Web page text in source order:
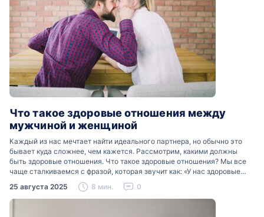
Что такое здоровые отношения между
мужчиной и женщиной
Каждый из нас мечтает найти идеального партнера, но обычно это
бывает куда сложнее, чем кажется. Рассмотрим, какими должны
быть здоровые отношения. Что такое здоровые отношения? Мы все
чаще сталкиваемся с фразой, которая звучит как: «У нас здоровые
отношения». Что именно подразумевается…
25 августа 2025 8 мин. 0